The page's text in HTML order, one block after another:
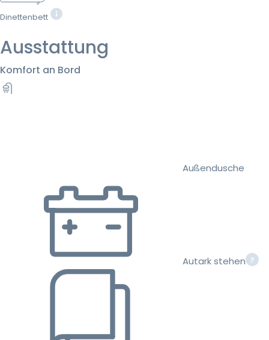
Dinettenbett
Ausstattung
Komfort an Bord
Außendusche
Autark stehen